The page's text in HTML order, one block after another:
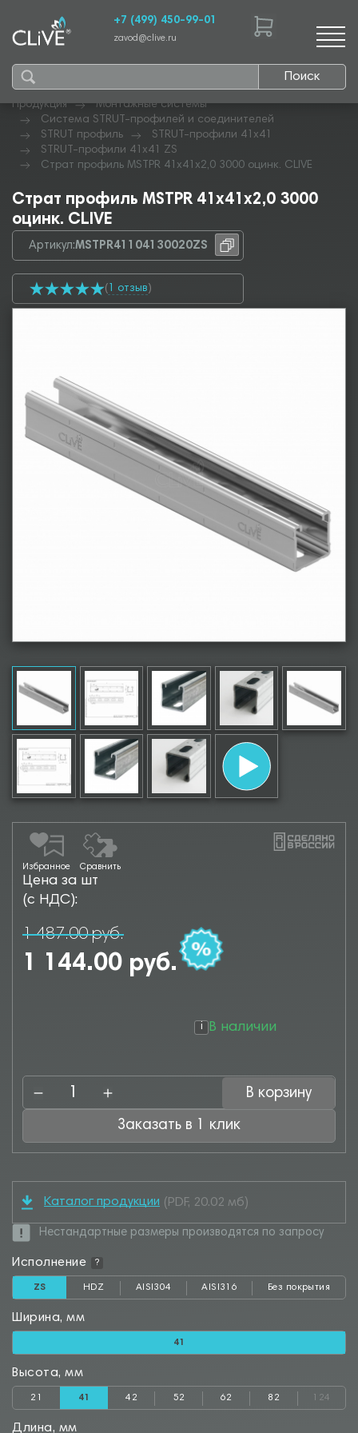
Поиск
+7 (499) 450-99-01
zavod@clive.ru
Продукция
Монтажные системы
Система STRUT-профилей и соединителей
STRUT профиль
STRUT-профили 41х41
STRUT-профили 41х41 ZS
Страт профиль MSTPR 41х41х2,0 3000 оцинк. CLIVE
Страт профиль MSTPR 41х41х2,0 3000
оцинк. CLIVE
Артикул:MSTPR41104130020ZS
( 1 отзыв)
Избранное Сравнить
Цена за шт
(с НДС):
1 487.00 руб.
1 144.00 руб.
В наличии
i
В корзину
Заказать в 1 клик
Каталог продукции (PDF, 20.02 мб)
Нестандартные размеры производятся по запросу
Исполнение ?
ZS HDZ AISI304 AISI316 Без покрытия
Ширина, мм
41
Высота, мм
21 41 42 52 62 82 124
Длина, мм